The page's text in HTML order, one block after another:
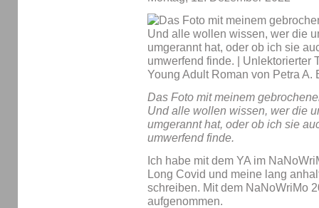
Das Foto mit meinem
Und alle wollen wissen, wer die
umgerannt hat, oder ob ich sie
umwerfend finde.
Ich habe mit dem YA im
Long Covid und meine lang
schreiben. Mit dem NaNoWriMo
aufgenommen.